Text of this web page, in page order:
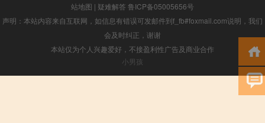
站地图 | 疑难解答 鲁ICP备05005656号
声明：本站内容来自互联网，如信息有错误可发邮件到f_fb#foxmail.com说明，我们
会及时纠正，谢谢
本站仅为个人兴趣爱好，不接盈利性广告及商业合作
小男孩